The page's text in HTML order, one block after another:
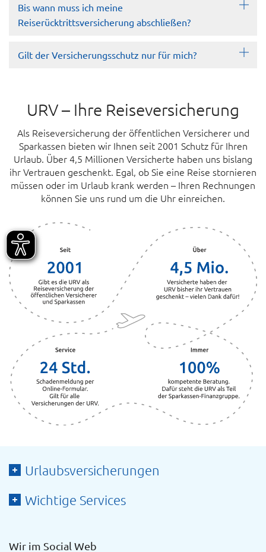
Bis wann muss ich meine
Reiserücktrittsversicherung abschließen?
Gilt der Versicherungsschutz nur für mich?
URV – Ihre Reiseversicherung
Als Reiseversicherung der öffentlichen Versicherer und
Sparkassen bieten wir Ihnen seit 2001 Schutz für Ihren
Urlaub. Über 4,5 Millionen Versicherte haben uns bislang
ihr Vertrauen geschenkt. Egal, ob Sie eine Reise stornieren
müssen oder im Urlaub krank werden – Ihren Rechnungen
können Sie uns rund um die Uhr einreichen.
Urlaubsversicherungen
Wichtige Services
Wir im Social Web